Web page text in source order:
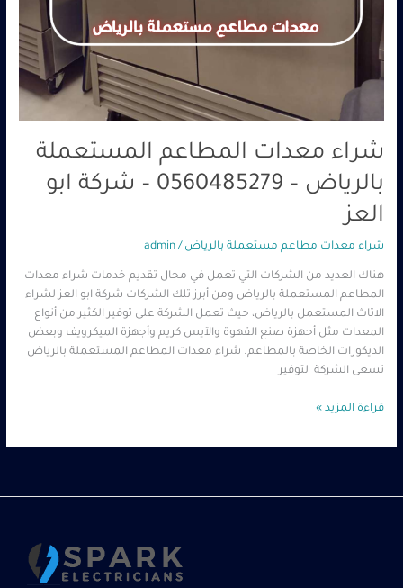
شراء معدات المطاعم المستعملة
بالرياض – 0560485279 – شركة ابو
العز
شراء معدات مطاعم مستعملة بالرياض /
admin
هناك العديد من الشركات التي تعمل في مجال تقديم خدمات شراء معدات
المطاعم المستعملة بالرياض ومن أبرز تلك الشركات شركة ابو العز لشراء
الاثاث المستعمل بالرياض، حيث تعمل الشركة على توفير الكثير من أنواع
المعدات مثل أجهزة صنع القهوة والآيس كريم وأجهزة الميكرويف وبعض
الديكورات الخاصة بالمطاعم. شراء معدات المطاعم المستعملة بالرياض
تسعى الشركة لتوفير
قراءة المزيد »